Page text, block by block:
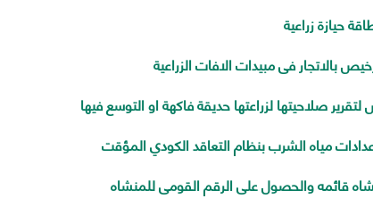
حيازة زراعية
بالاتجار فى مبيدات الافات الزراعية
صلاحيتها لزراعتها حديقة فاكهة او التوسع فيها
مياه الشرب بنظام التعاقد الكودي المؤقت
قائمه والحصول على الرقم القومى للمنشاه